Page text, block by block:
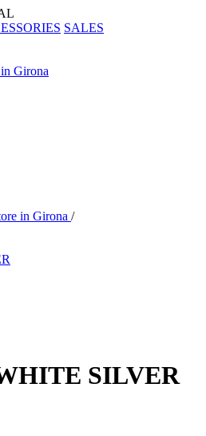
SALES
in Girona /
SILVER